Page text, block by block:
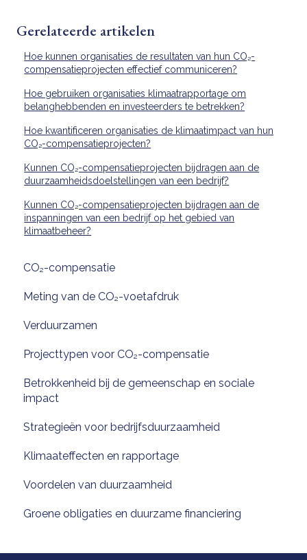
Gerelateerde artikelen
Hoe kunnen organisaties de resultaten van hun CO₂-
compensatieprojecten effectief communiceren?
Hoe gebruiken organisaties klimaatrapportage om
belanghebbenden en investeerders te betrekken?
Hoe kwantificeren organisaties de klimaatimpact van hun
CO₂-compensatieprojecten?
Kunnen CO₂-compensatieprojecten bijdragen aan de
duurzaamheidsdoelstellingen van een bedrijf?
Kunnen CO₂-compensatieprojecten bijdragen aan de
inspanningen van een bedrijf op het gebied van
klimaatbeheer?
CO₂-compensatie
Meting van de CO₂-voetafdruk
Verduurzamen
Projecttypen voor CO₂-compensatie
Betrokkenheid bij de gemeenschap en sociale
impact
Strategieën voor bedrijfsduurzaamheid
Klimaateffecten en rapportage
Voordelen van duurzaamheid
Groene obligaties en duurzame financiering